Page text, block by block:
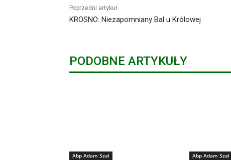
Poprzedni artykuł
KROSNO: Niezapomniany Bal u Królowej
PODOBNE ARTYKUŁY
Abp Adam Szal Abp Adam Szal